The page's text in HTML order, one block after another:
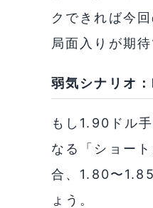
クできれば今
局面入りが期待
弱気シナリオ
もし1.90ドル
なる「ショー
合、1.80〜
ょう。